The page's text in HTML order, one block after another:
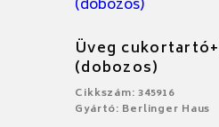
Üveg
(dobozos)
Cikkszám: 345916
Gyártó: Berlinger Haus